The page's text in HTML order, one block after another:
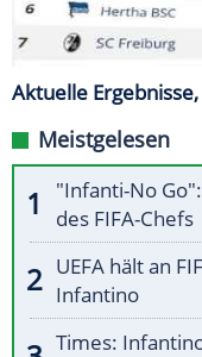
Aktuelle
Meistgelesen
"Infanti-No
des FIFA-Chefs
UEFA hält an
Infantino
Times: